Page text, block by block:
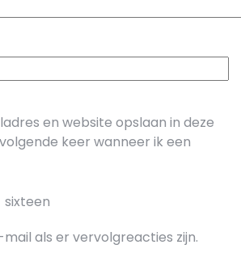
en website opslaan in deze
keer wanneer ik een
sixteen
als er vervolgreacties zijn.